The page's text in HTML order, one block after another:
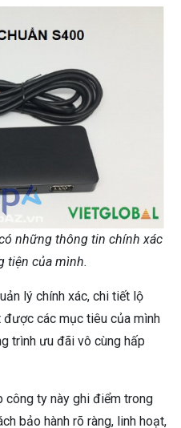
những thông tin chính xác
tiện của mình.
lý chính xác, chi tiết lộ
các mục tiêu của mình
trình ưu đãi vô cùng hấp
công ty này ghi điểm trong
bảo hành rõ ràng, linh hoạt,